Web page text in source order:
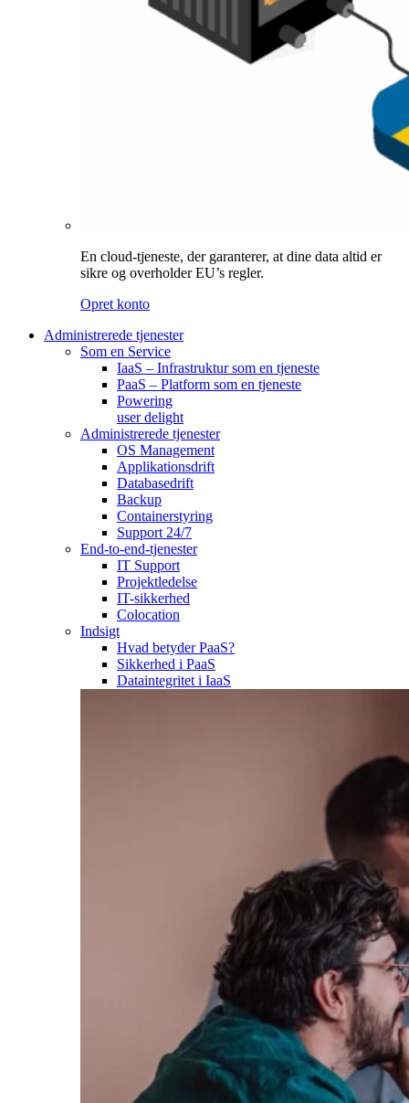
En cloud-tjeneste, der garanterer, at dine data altid er
sikre og overholder EU’s regler.
Opret konto
Administrerede tjenester
Som en Service
IaaS – Infrastruktur som en tjeneste
PaaS – Platform som en tjeneste
Powering
user delight
Administrerede tjenester
OS Management
Applikationsdrift
Databasedrift
Backup
Containerstyring
Support 24/7
End-to-end-tjenester
IT Support
Projektledelse
IT-sikkerhed
Colocation
Indsigt
Hvad betyder PaaS?
Sikkerhed i PaaS
Dataintegritet i IaaS